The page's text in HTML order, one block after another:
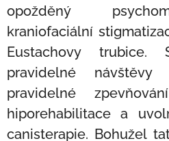
opožděný
kraniofaciální
Eustachovy trubice.
pravidelné
pravidelné
hiporehabilitace a
canisterapie. Bohužel